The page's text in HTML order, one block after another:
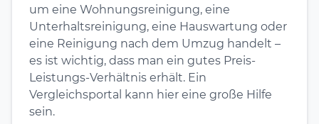
um eine Wohnungsreinigung, eine
Unterhaltsreinigung, eine Hauswartung oder
eine Reinigung nach dem Umzug handelt –
es ist wichtig, dass man ein gutes Preis-
Leistungs-Verhältnis erhält. Ein
Vergleichsportal kann hier eine große Hilfe
sein.